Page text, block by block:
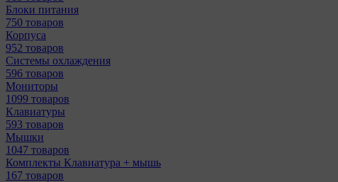
Блоки питания
750 товаров
Корпуса
952 товаров
Системы охлаждения
596 товаров
Мониторы
1099 товаров
Клавиатуры
593 товаров
Мышки
1047 товаров
Комплекты Клавиатура + мышь
167 товаров